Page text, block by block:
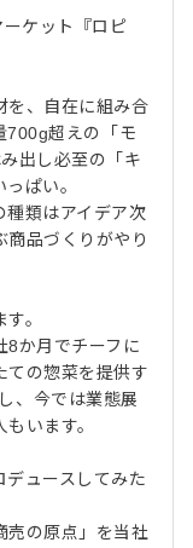
ケット『ロピ
を、自在に組み合
700g超えの「モ
出し必至の「キ
ぱい。
種類はアイデア次
品づくりがやり
。
8か月でチーフに
ての惣菜を提供す
、今では業態展
います。
デュースしてみた
売の原点」を当社